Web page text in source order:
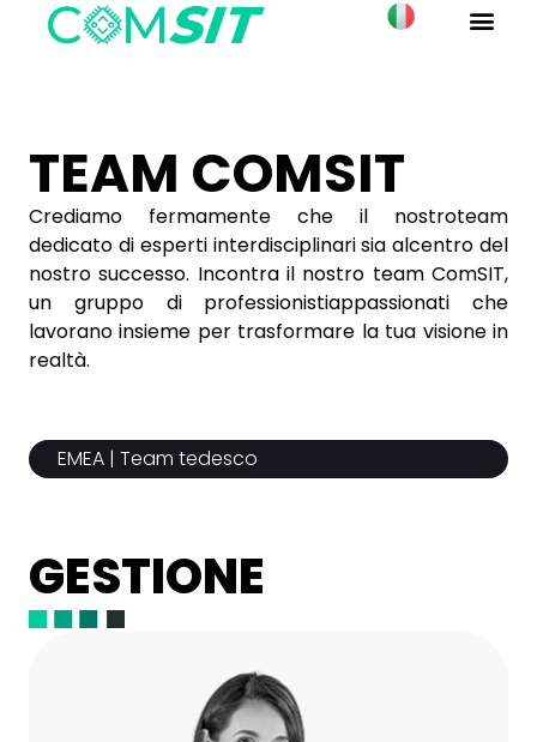
TEAM COMSIT
Crediamo fermamente che il nostroteam
dedicato di esperti interdisciplinari sia alcentro del
nostro successo. Incontra il nostro team ComSIT,
un gruppo di professionistiappassionati che
lavorano insieme per trasformare la tua visione in
realtà.
EMEA | Team tedesco
GESTIONE